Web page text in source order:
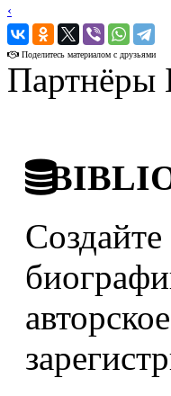
‹
›
Поделитесь материалом с друзьями
Партнёры